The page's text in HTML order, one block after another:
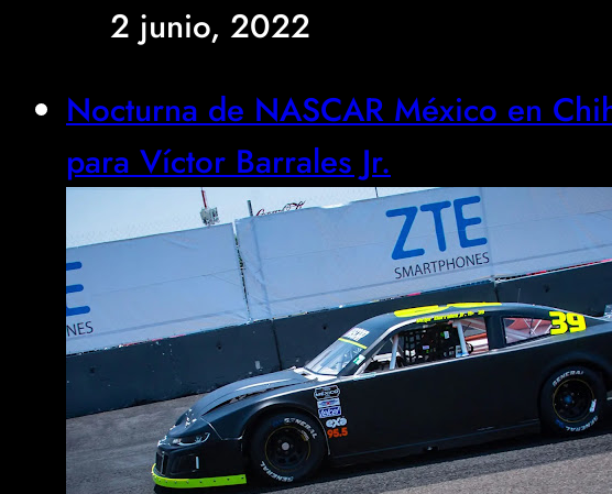
2 junio, 2022
Nocturna de NASCAR México en
para Víctor Barrales Jr.